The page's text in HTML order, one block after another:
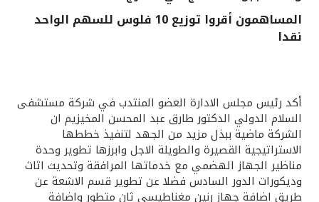
القنوات المصرفية
خدمات ما بعد البيع
اتصل بنا
المساهمون أقروا توزيع 10 فلوس للسهم الواحد
نقدا
أكد رئيس مجلس الادارة العضو المنتدب في شركة مستشفى
السلام الدولي الدكتور طارق عبد المحسن المخيزيم ان
الشركة ماضية ببذل مزيد من الجهد لتنفيذ خططها
الاستراتيجية القصيرة والطويلة الاجل وابرزها تطوير وحدة
مناظير الجهاز الهضمي مع خدماتها المرافقة وتحديث اثاث
وديكورات الدور السادس فضلا عن تطوير قسم الاشعة عن
طريق اضافة جهاز رنين مغناطيسي ثانٍ متطور واضافة